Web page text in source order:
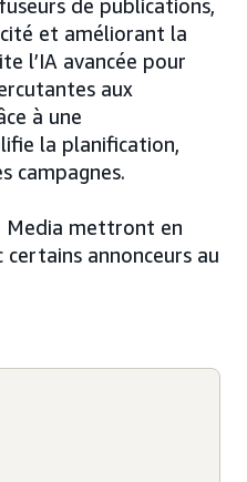
de publications,
et améliorant la
l’IA avancée pour
aux
à une
la planification,
campagnes.
Media mettront en
annonceurs au